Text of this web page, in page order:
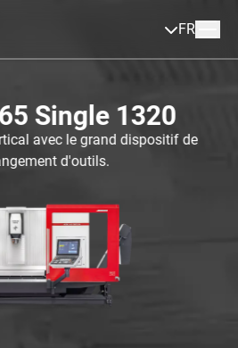
FR
Single 1320
avec le grand dispositif de
d'outils.